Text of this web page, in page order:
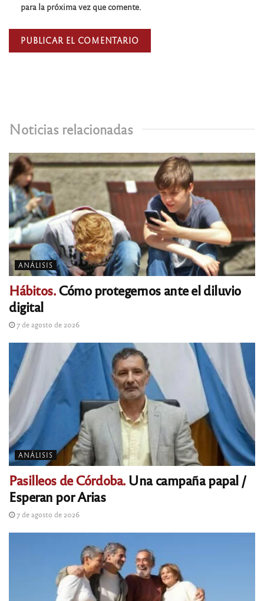
Noticias relacionadas
ANÁLISIS
Hábitos.Cómo protegernos ante el diluvio
digital
7 de agosto de 2026
ANÁLISIS
Pasilleos de Córdoba.Una campaña papal /
Esperan por Arias
7 de agosto de 2026
para la próxima vez que comente.